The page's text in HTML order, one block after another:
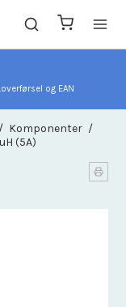
og EAN
/ Komponenter /
(5A)